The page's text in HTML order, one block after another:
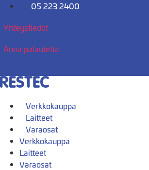
Mene
05 223 2400
Yhteystiedot
Anna palautetta
Verkkokauppa
Laitteet
Varaosat
Verkkokauppa
Laitteet
Varaosat